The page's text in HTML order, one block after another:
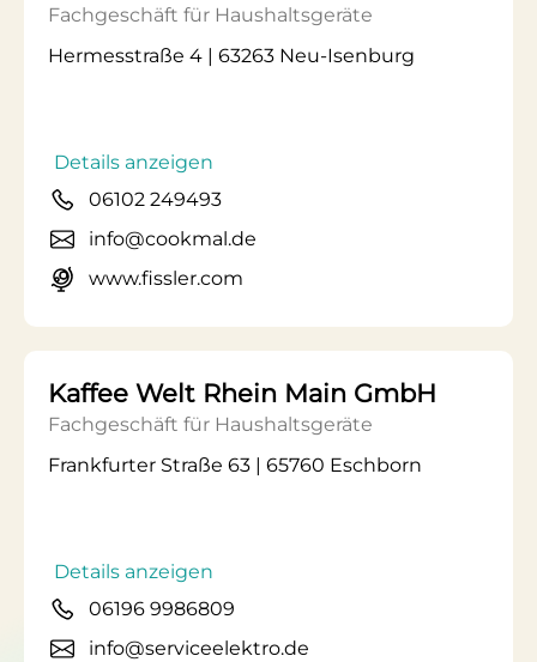
Fachgeschäft für Haushaltsgeräte
Hermesstraße 4 | 63263 Neu-Isenburg
Details anzeigen
06102 249493
info@cookmal.de
www.fissler.com
Kaffee Welt Rhein Main GmbH
Fachgeschäft für Haushaltsgeräte
Frankfurter Straße 63 | 65760 Eschborn
Details anzeigen
06196 9986809
info@serviceelektro.de